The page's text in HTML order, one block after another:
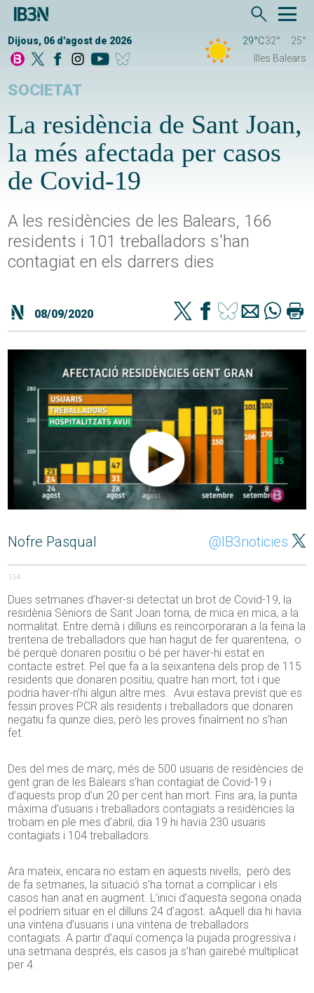
Dijous, 06 d'agost de 2026 29°C32°
25°
Illes Balears
SOCIETAT
La residència de Sant Joan,
la més afectada per casos
de Covid-19
A les residències de les Balears, 166
residents i 101 treballadors s'han
contagiat en els darrers dies
08/09/2020
Nofre Pasqual @IB3noticies
154
Dues setmanes d’haver-si detectat un brot de Covid-19, la
residènia Sèniors de Sant Joan torna, de mica en mica, a la
normalitat. Entre demà i dilluns es reincorporaran a la feina la
trentena de treballadors que han hagut de fer quarentena, o
bé perquè donaren positiu o bé per haver-hi estat en
contacte estret. Pel que fa a la seixantena dels prop de 115
residents que donaren positiu, quatre han mort, tot i que
podria haver-n’hi algun altre mes. Avui estava previst que es
fessin proves PCR als residents i treballadors que donaren
negatiu fa quinze dies, però les proves finalment no s’han
fet.
Des del mes de març, més de 500 usuaris de residències de
gent gran de les Balears s’han contagiat de Covid-19 i
d’aquests prop d’un 20 per cent han mort. Fins ara, la punta
màxima d’usuaris i treballadors contagiats a residències la
trobam en ple mes d’abril, dia 19 hi havia 230 usuaris
contagiats i 104 treballadors.
Ara mateix, encara no estam en aquests nivells, però des
de fa setmanes, la situació s’ha tornat a complicar i els
casos han anat en augment. L’inici d’aquesta segona onada
el podríem situar en el dilluns 24 d’agost. aAquell dia hi havia
una vintena d’usuaris i una vintena de treballadors
contagiats. A partir d’aquí comença la pujada progressiva i
una setmana després, els casos ja s’han gairebé multiplicat
per 4.